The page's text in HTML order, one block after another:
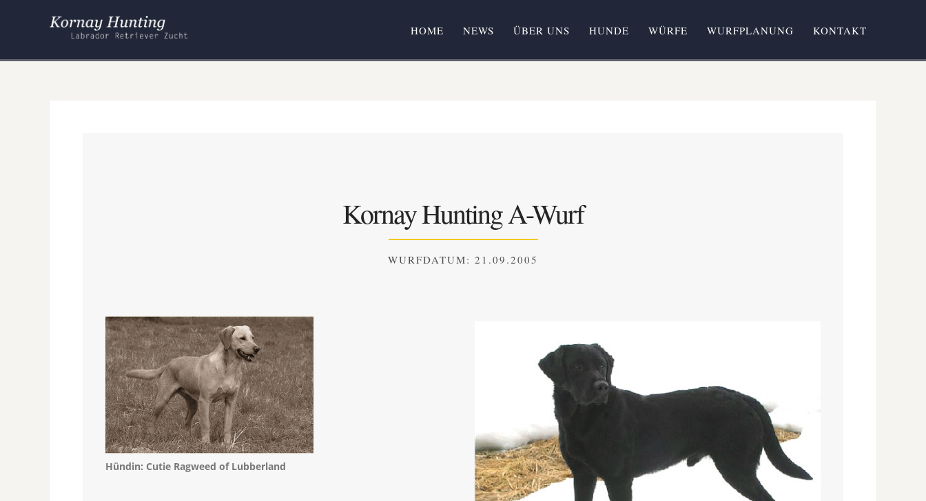
HOME NEWS ÜBER UNS HUNDE WÜRFE WURFPLANUNG KONTAKT
Kornay Hunting A-Wurf
WURFDATUM: 21.09.2005
Hündin: Cutie Ragweed of Lubberland